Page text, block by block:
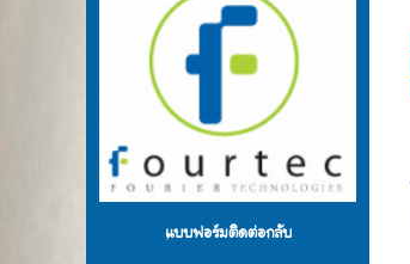
แบบฟอร์มติดต่อกลับ